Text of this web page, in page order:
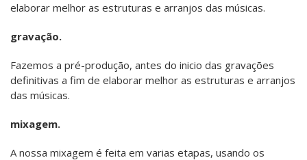
„ CADA PROJETO É ÚNICO! “
„ ROCK N\\\' ROLL “
„ DESDE 2004... “
elaborar melhor as estruturas e arranjos das músicas.
gravação.
Fazemos a pré-produção, antes do inicio das gravações
definitivas a fim de elaborar melhor as estruturas e arranjos
das músicas.
mixagem.
A nossa mixagem é feita em varias etapas, usando os